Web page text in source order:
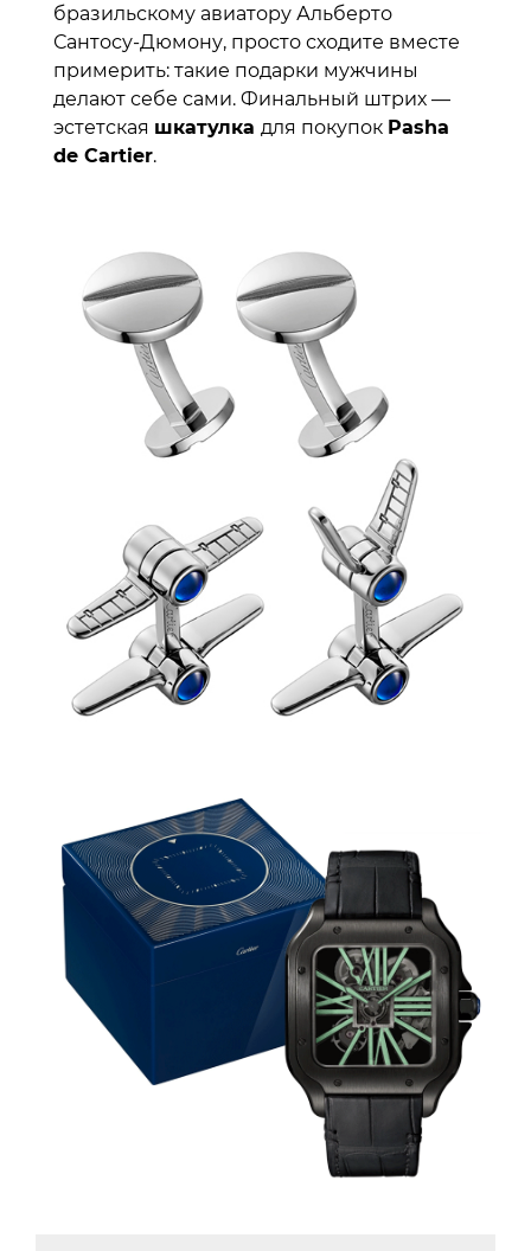
бразильскому авиатору Альберто
Сантосу-Дюмону, просто сходите вместе
примерить: такие подарки мужчины
делают себе сами. Финальный штрих —
эстетская шкатулка для покупок Pasha
de Cartier.